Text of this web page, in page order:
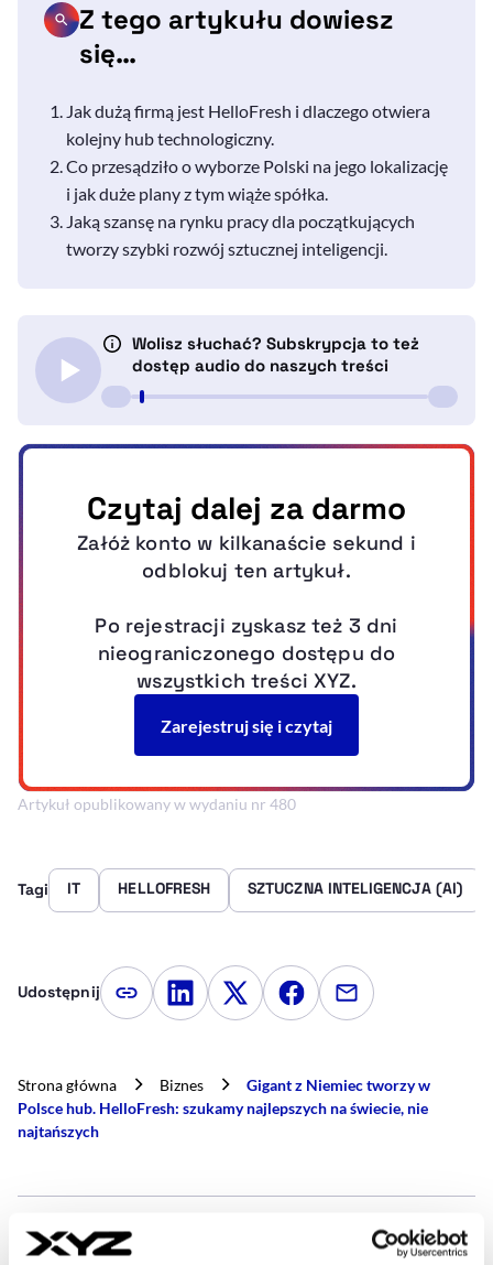
Z tego artykułu dowiesz
się…
Jak dużą firmą jest HelloFresh i dlaczego otwiera
kolejny hubtechnologiczny.
Co przesądziło o wyborze Polski na jego lokalizację
i jak duże plany z tym wiąże spółka.
Jaką szansę na rynku pracy dla początkujących
tworzy szybki rozwój sztucznej inteligencji.
Artykuł opublikowany w wydaniu nr 480
Tagi IT HELLOFRESH SZTUCZNA INTELIGENCJA (AI)
Udostępnij Kopiuj link artykułu
Udostępnij na LinkedIn
Udostępnij na Twitterze
Udostępnij na
Udostępnij
Strona główna Biznes
Gigant z Niemiec tworzy w
Polsce hub. HelloFresh: szukamy najlepszych na świecie, nie
najtańszych
- AUTOR ARTYKUŁU -